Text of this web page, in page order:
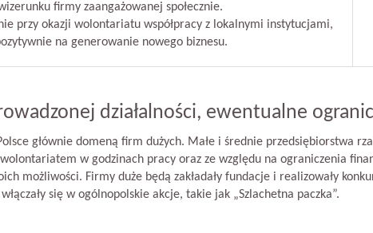
firmy zaangażowanej społecznie.
przy okazji wolontariatu współpracy z lokalnymi instytucjami,
na generowanie nowego biznesu.
działalności, ewentualne
głównie domeną firm dużych. Małe i średnie przedsiębiorstwa
w godzinach pracy oraz ze względu na ograniczenia
możliwości. Firmy duże będą zakładały fundacje i realizowały
się w ogólnopolskie akcje, takie jak „Szlachetna paczka”.